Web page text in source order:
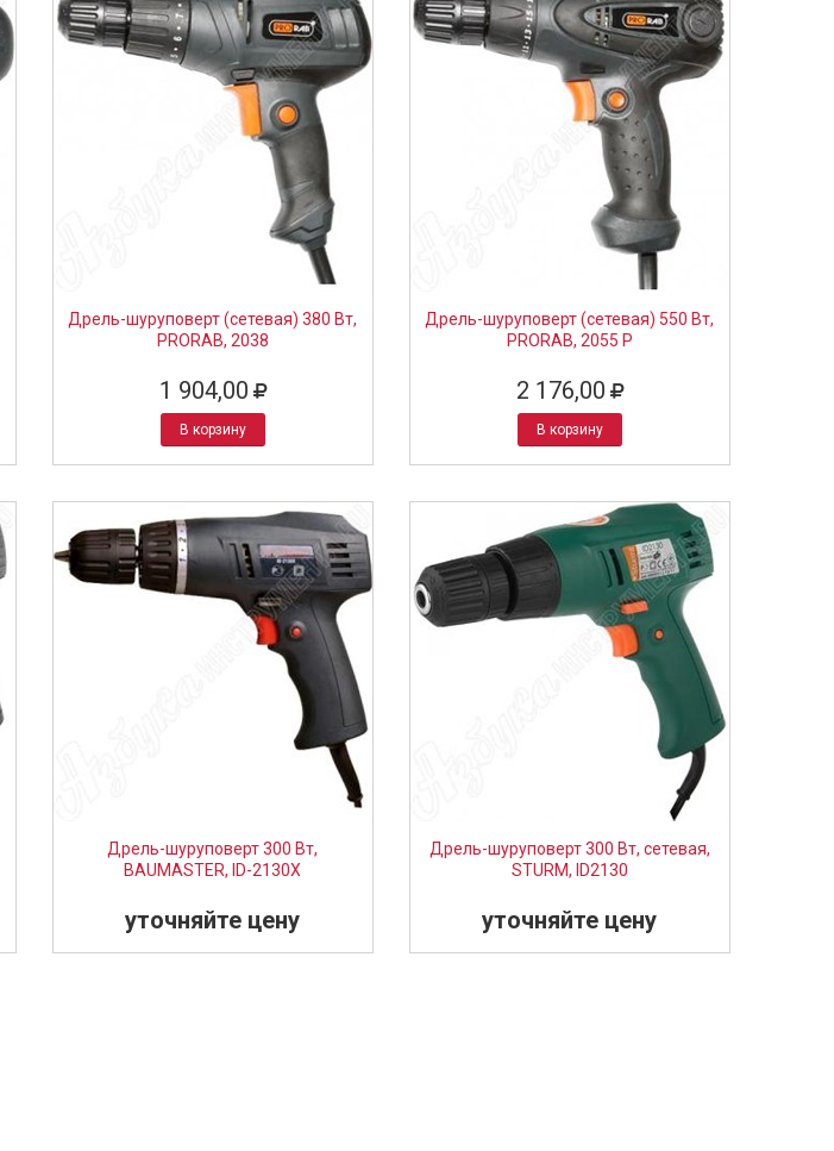
Дрель-шуруповерт (сетевая) 380 Вт,
PRORAB, 2038
1 904,00
В корзину
Дрель-шуруповерт (сетевая) 550 Вт,
PRORAB, 2055 P
2 176,00
В корзину
Дрель-шуруповерт 300 Вт,
BAUMASTER, ID-2130X
уточняйте цену
Дрель-шуруповерт 300 Вт, сетевая,
STURM, ID2130
уточняйте цену